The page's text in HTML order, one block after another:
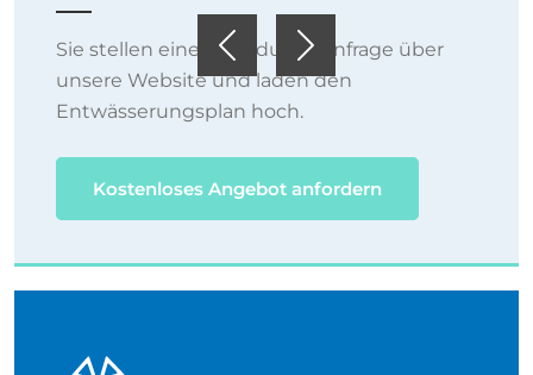
PreviousNext
Sie stellen eine individuelle Anfrage über
unsere Website und laden den
Entwässerungsplan hoch.
Kostenloses Angebot anfordern